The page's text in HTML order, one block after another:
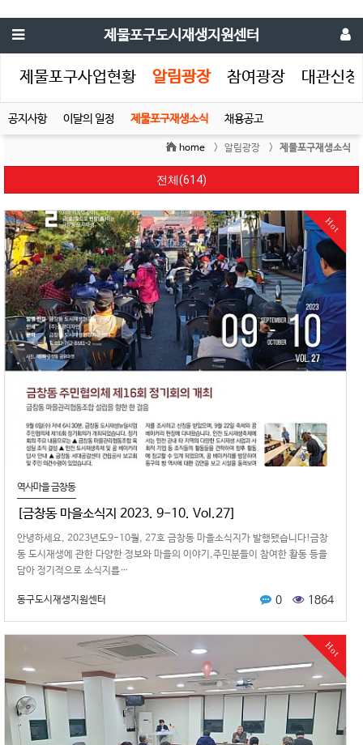
제물포구도시재생지원센터
제물포구사업현황 알림광장 참여광장 대관신청
공지사항 이달의 일정 제물포구재생소식 채용공고
home > 알림광장 > 제물포구재생소식
전체(614)
Hot
역사마을 금창동
[금창동 마을소식지 2023. 9-10. Vol.27]
안녕하세요, 2023년도9-10월, 27호 금창동 마을소식지가 발행됐습니다!금창
동 도시재생에 관한 다양한 정보와 마을의 이야기,주민분들이 참여한 활동 등을
담아 정기적으로 소식지를…
동구도시재생지원센터 0 1864
Hot